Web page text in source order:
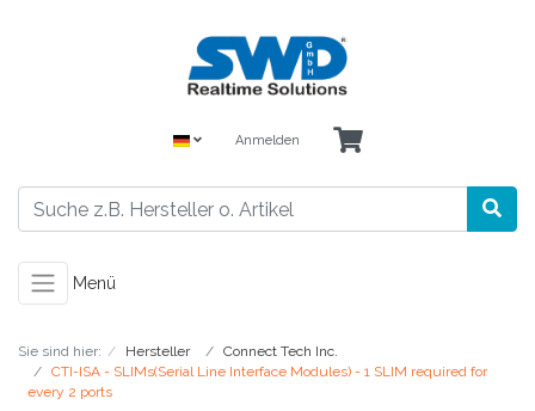
Anmelden
Menü
Sie sind hier: Hersteller
Connect Tech Inc.
CTI-ISA - SLIMs(Serial Line Interface Modules) - 1 SLIM required for
every 2 ports